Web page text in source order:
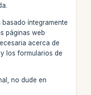
íntegramente
páginas web
acerca de
los formularios de
no dude en